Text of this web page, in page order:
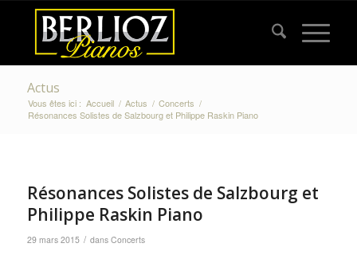
Actus
Vous êtes ici : Accueil / Actus / Concerts /
Résonances Solistes de Salzbourg et Philippe Raskin Piano
Résonances Solistes de Salzbourg et
Philippe Raskin Piano
29 mars 2015 / dans Concerts